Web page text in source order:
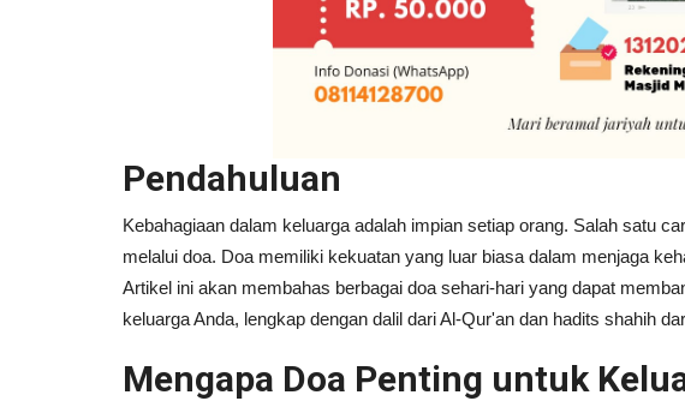
Pendahuluan
Kebahagiaan dalam keluarga adalah impian setiap orang. Salah satu
melalui doa. Doa memiliki kekuatan yang luar biasa dalam menjaga
Artikel ini akan membahas berbagai doa sehari-hari yang dapat
keluarga Anda, lengkap dengan dalil dari Al-Qur'an dan hadits shahih
Mengapa Doa Penting untuk